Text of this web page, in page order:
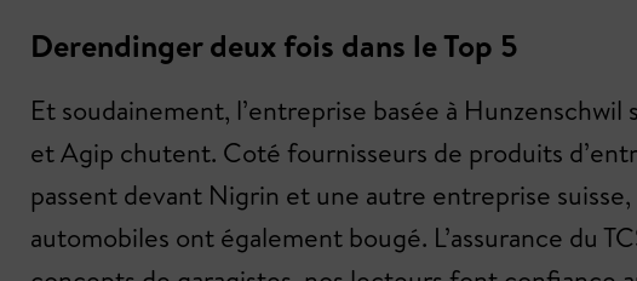
Derendinger deux fois dans le Top 5
Et soudainement, l’entreprise basée à
et Agip chutent. Coté fournisseurs de produits
passent devant Nigrin et une autre entreprise
automobiles ont également bougé. L’assurance du